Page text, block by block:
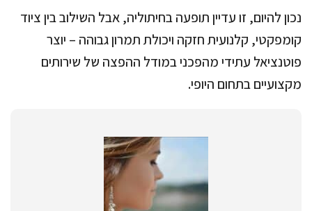
נכון להיום, זו עדיין תופעה בחיתוליה, אבל השילוב בין ציוד
קומפקטי, קלנועית חזקה ויכולת תמרון גבוהה – יוצר
פוטנציאל עתידי מהפכני במודל ההפצה של שירותים
מקצועיים בתחום היופי.